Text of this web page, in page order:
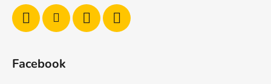
Facebook